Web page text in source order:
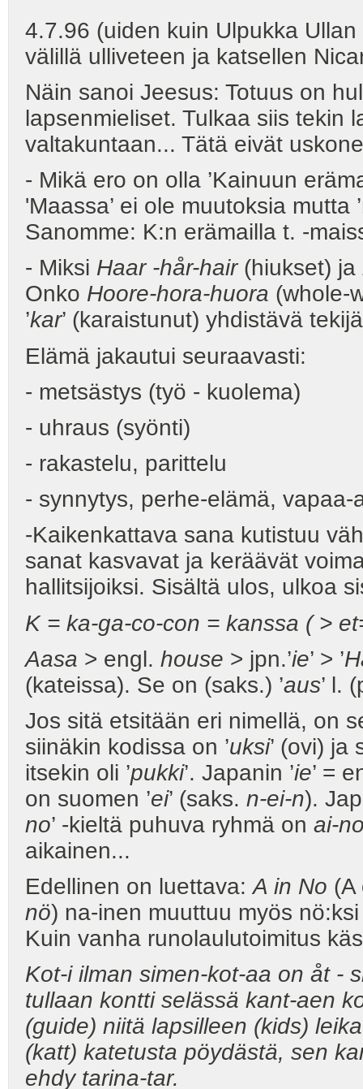
4.7.96 (uiden kuin Ulpukka
välillä ulliveteen ja katsellen
Näin sanoi Jeesus: Totuus on
lapsenmieliset. Tulkaa siis tekin
valtakuntaan... Tätä eivät
- Mikä ero on olla ’Kainuun
'Maassa’ ei ole muutoksia mutta
Sanomme: K:n erämailla t. -
- Miksi Haar -hår-hair(hiukset) ja
Onko Hoore-hora-huora (whole-
’kar’ (karaistunut) yhdistävä
Elämä jakautui seuraavasti:
- metsästys (työ - kuolema)
- uhraus (syönti)
- rakastelu, parittelu
- synnytys, perhe-elämä, vapaa-
-Kaikenkattava sana kutistuu
sanat kasvavat ja keräävät
hallitsijoiksi. Sisältä ulos, ulkoa
K = ka-ga-co-con = kanssa ( >
Aasa > engl. house > jpn.’ie’ > ’
(kateissa). Se on (saks.) ’aus’ l.
Jos sitä etsitään eri nimellä, on
siinäkin kodissa on ’uksi’ (ovi) ja
itsekin oli ’pukki’. Japanin ’ie’ =
on suomen ’ei’ (saks. n-ei-n).
no’ -kieltä puhuva ryhmä on ai-
aikainen...
Edellinen on luettava:A in No (A
nö) na-inen muuttuu myös nö:ksi
Kuin vanha runolaulutoimitus
Kot-i ilman simen-kot-aa on åt -
tullaan kontti selässä kant-aen
(guide) niitä lapsilleen (kids)
(katt) katetusta pöydästä, sen
ehdy tarina-tar.